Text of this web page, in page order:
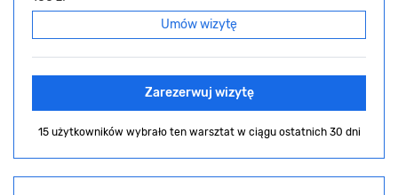
Umów wizytę
Zarezerwuj wizytę
15 użytkowników wybrało ten warsztat w ciągu ostatnich 30 dni